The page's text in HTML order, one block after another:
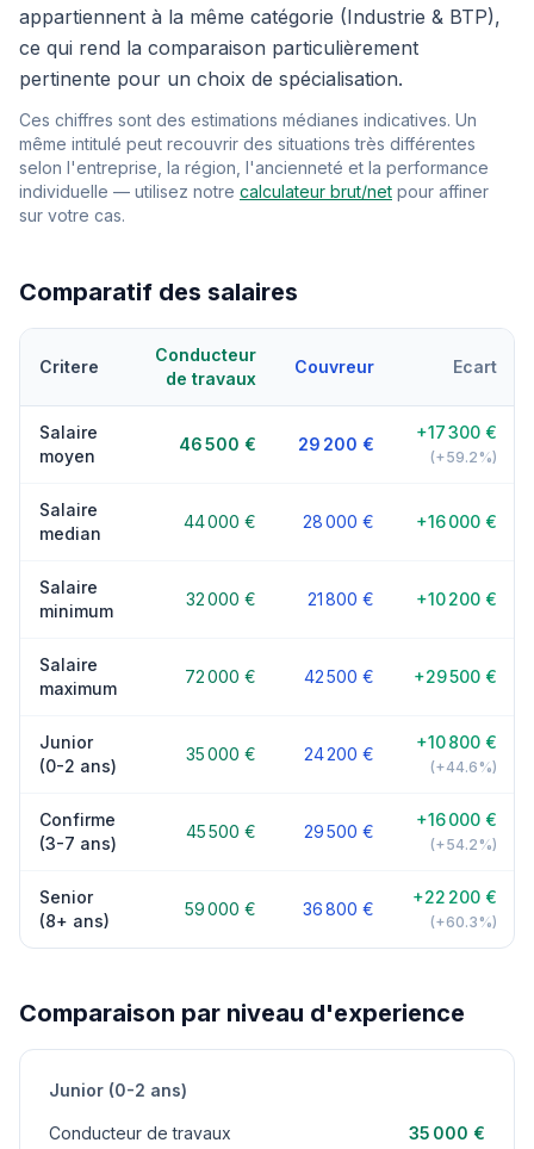
appartiennent à la même catégorie (Industrie & BTP),
ce qui rend la comparaison particulièrement
pertinente pour un choix de spécialisation.
Ces chiffres sont des estimations médianes indicatives. Un
même intitulé peut recouvrir des situations très différentes
selon l'entreprise, la région, l'ancienneté et la performance
individuelle — utilisez notre calculateur brut/net pour affiner
sur votre cas.
Comparatif des salaires
Critere
Conducteur
de travaux
Couvreur Ecart
Salaire
moyen
46 500 € 29 200 €
+17 300 €
(+59.2%)
Salaire
median
44 000 € 28 000 € +16 000 €
Salaire
minimum
32 000 € 21 800 € +10 200 €
Salaire
maximum
72 000 € 42 500 € +29 500 €
Junior
(0-2 ans)
35 000 € 24 200 €
+10 800 €
(+44.6%)
Confirme
(3-7 ans)
45 500 € 29 500 €
+16 000 €
(+54.2%)
Senior
(8+ ans)
59 000 € 36 800 €
+22 200 €
(+60.3%)
Comparaison par niveau d'experience
Junior (0-2 ans)
Conducteur de travaux 35 000 €